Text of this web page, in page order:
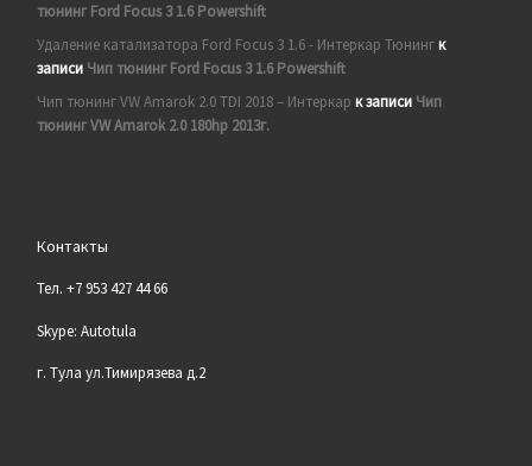
тюнинг Ford Focus 3 1.6 Powershift
Удаление катализатора Ford Focus 3 1.6 - Интеркар Тюнингк
записи Чип тюнинг Ford Focus 3 1.6 Powershift
Чип тюнинг VW Amarok 2.0 TDI 2018 – Интеркар к записи Чип
тюнинг VW Amarok 2.0 180hp 2013г.
Контакты
Тел. +7 953 427 44 66
Skype: Autotula
г. Тула ул.Тимирязева д.2